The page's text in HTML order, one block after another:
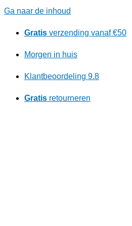
Ga naar de inhoud
Gratisverzending vanaf €50
Morgen in huis
Klantbeoordeling 9.8
Gratisretourneren